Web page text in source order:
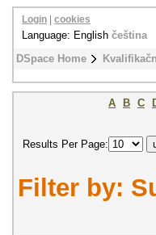
DSpace Home
Login cookies
Language: English čeština
A B C
Results Per Page:
Filter by: